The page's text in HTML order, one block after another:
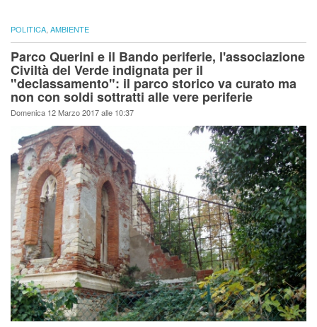
POLITICA AMBIENTE
Parco Querini e il Bando periferie, l'associazione
Civiltà del Verde indignata per il
"declassamento": il parco storico va curato ma
non con soldi sottratti alle vere periferie
Domenica 12 Marzo 2017 alle 10:37